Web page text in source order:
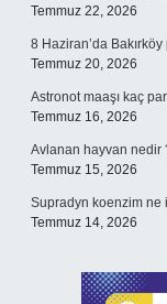
Temmuz 22, 2026
8 Haziran’da Bakırköy
Temmuz 20, 2026
Astronot maaşı kaç
Temmuz 16, 2026
Avlanan hayvan nedir
Temmuz 15, 2026
Supradyn koenzim ne
Temmuz 14, 2026